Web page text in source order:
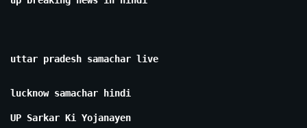
uttar pradesh samachar live
lucknow samachar hindi
UP Sarkar Ki Yojanayen